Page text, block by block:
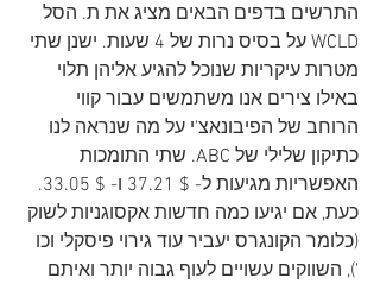
התרשים בדפים הבאים מציג את ת. הסל
WCLD על בסיס נרות של 4 שעות. ישנן שתי
מטרות עיקריות שנוכל להגיע אליהן תלוי
באילו צירים אנו משתמשים עבור קווי
הרוחב של הפיבונאצ'י על מה שנראה לנו
כתיקון שלילי של ABC. שתי התומכות
האפשריות מגיעות ל- $ 37.21 ו- $ 33.05.
כעת, אם יגיעו כמה חדשות אקסוגניות לשוק
(כלומר הקונגרס יעביר עוד גירוי פיסקלי וכו
'), השווקים עשויים לעוף גבוה יותר ואיתם